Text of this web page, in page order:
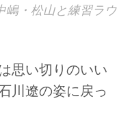
嶋・松山と練習ラウ
思い切りのいい
川遼の姿に戻っ